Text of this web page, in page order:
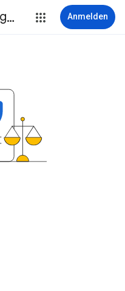
Nutzungsbedingungen Anmelden